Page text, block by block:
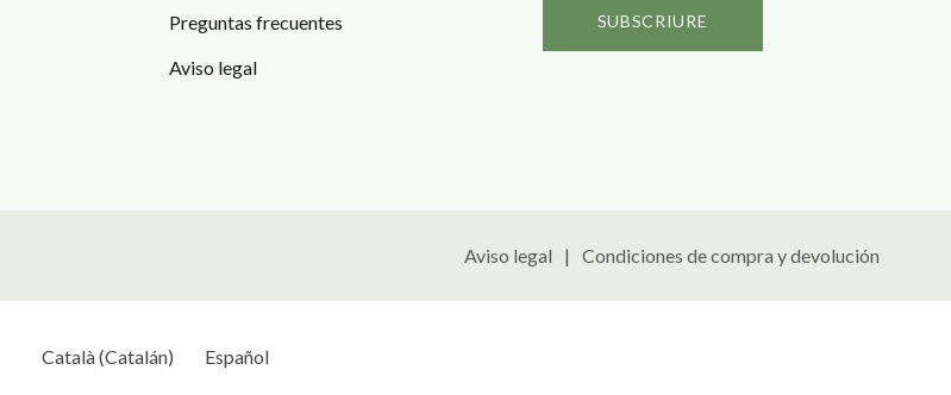
Preguntas frecuentes
Aviso legal
Aviso legal Condiciones de compra y devolución
Català(Catalán) Español